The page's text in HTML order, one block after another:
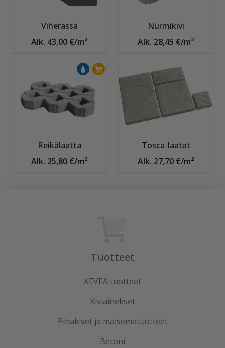
Viherässä
Alk. 43,00 €/m²
Nurmikivi
Alk. 28,45 €/m²
Reikälaatta
Alk. 25,80 €/m²
Tosca-laatat
Alk. 27,70 €/m²
Tuotteet
KEVEÄ tuotteet
Kiviainekset
Pihakivet ja maisematuotteet
Betoni